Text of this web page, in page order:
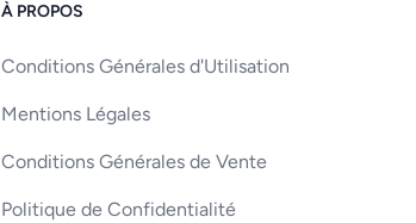
À PROPOS
Conditions Générales d'Utilisation
Mentions Légales
Conditions Générales de Vente
Politique de Confidentialité